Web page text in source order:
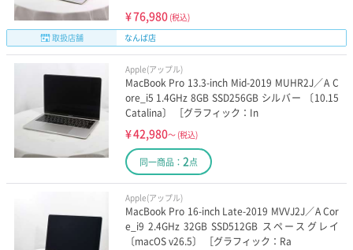
¥76,980 (税込)
取扱店舗
なんば店
Apple(アップル)
MacBook Pro 13.3-inch Mid-2019 MUHR2J／A C
ore_i5 1.4GHz 8GB SSD256GB シルバー 〔10.15
Catalina〕 ［グラフィック：In
¥42,980～ (税込)
同一商品： 2点
Apple(アップル)
MacBook Pro 16-inch Late-2019 MVVJ2J／A Cor
e_i9 2.4GHz 32GB SSD512GB スペースグレイ
〔macOS v26.5〕 ［グラフィック：Ra